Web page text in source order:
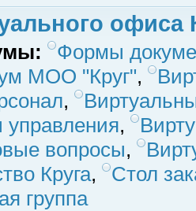
офиса
Формы
МОО "Круг",
,
,
вопросы,
Круга,
Стол
группа